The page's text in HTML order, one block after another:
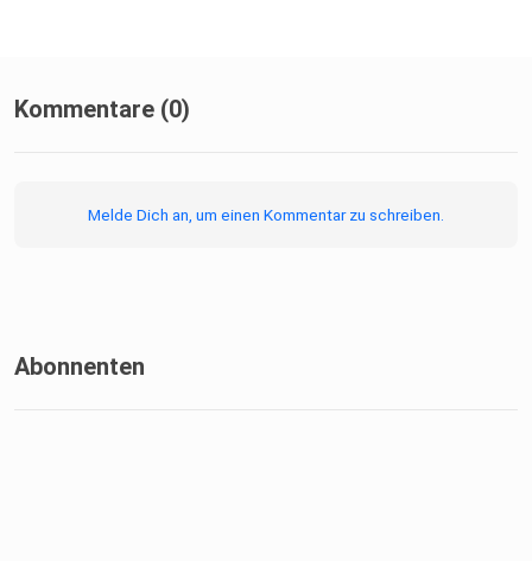
Informationszwecken und ist
Kommentare (0)
Melde Dich an, um einen Kommentar zu schreiben.
Abonnenten